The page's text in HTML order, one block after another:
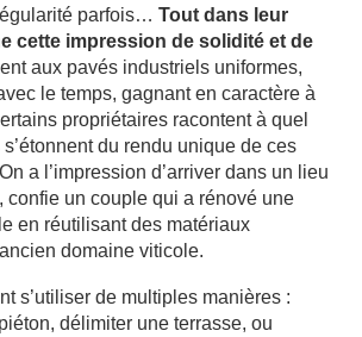
parfois… Tout dans leur
cette impression de solidité et de
aux pavés industriels uniformes,
le temps, gagnant en caractère à
propriétaires racontent à quel
du rendu unique de ces
a l’impression d’arriver dans un lieu
confie un couple qui a rénové une
en réutilisant des matériaux
domaine viticole.
s’utiliser de multiples manières :
délimiter une terrasse, ou